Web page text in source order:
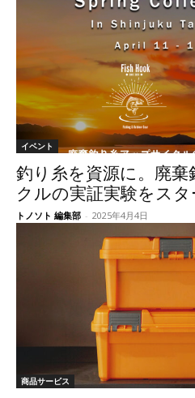
イベント
釣り糸を資源に。廃棄
クルの実証実験をスタ
トノソト 編集部 - 2025年4月4日
商品サービス